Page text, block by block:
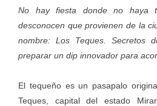
No hay fiesta donde no haya
desconocen que provienen de la
nombre: Los Teques. Secretos
preparar un dip innovador para
El tequeño es un pasapalo
Teques, capital del estado